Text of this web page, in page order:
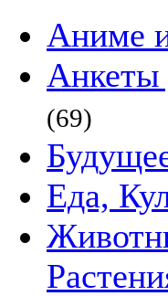
Аниме
Анкеты
(69)
Еда,